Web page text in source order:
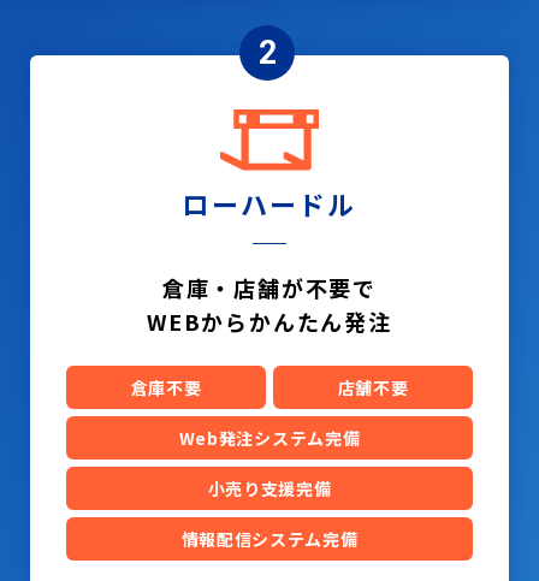
2
ローハードル
倉庫・店舗が不要で
WEBからかんたん発注
倉庫不要 店舗不要
Web発注システム完備
小売り支援完備
情報配信システム完備